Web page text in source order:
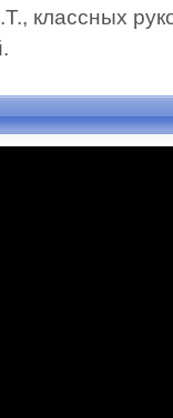
классных